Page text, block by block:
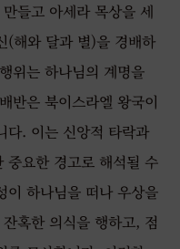
들고 아세라 목상을 세
(해와 달과 별)을 경배하
위는 하나님의 계명을
반은 북이스라엘 왕국이
다. 이는 신앙적 타락과
중요한 경고로 해석될 수
이 하나님을 떠나 우상을
혹한 의식을 행하고, 점